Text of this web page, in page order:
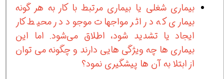
بیماری شغلی یا بیماری مرتبط با کار به هر گونه
بیماری که در اثر مواجهات موجود در محیط کار
ایجاد یا تشدید شود، اطلاق می‌شود. اما این
بیماری ها چه ویژگی هایی دارند و چگونه می توان
از ابتلا به آن ها پیشگیری نمود؟